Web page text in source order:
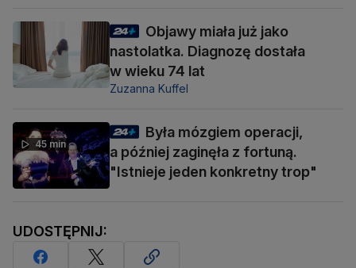
Objawy miała już jako
nastolatka. Diagnozę dostała
w wieku 74 lat
Zuzanna Kuffel
45 min
Była mózgiem operacji,
a później zaginęła z fortuną.
"Istnieje jeden konkretny trop"
UDOSTĘPNIJ: